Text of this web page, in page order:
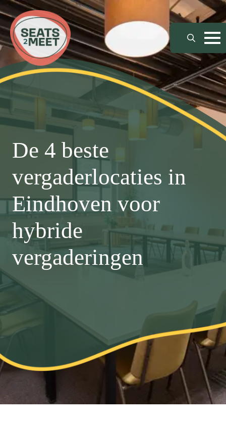
Search
for:
De 4 beste
vergaderlocaties in
Eindhoven voor
hybride
vergaderingen